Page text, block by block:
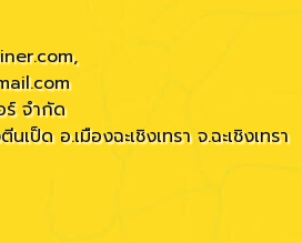
,
ร์ จำกัด
ป็ด อ.เมืองฉะเชิงเทรา จ.ฉะเชิงเทรา